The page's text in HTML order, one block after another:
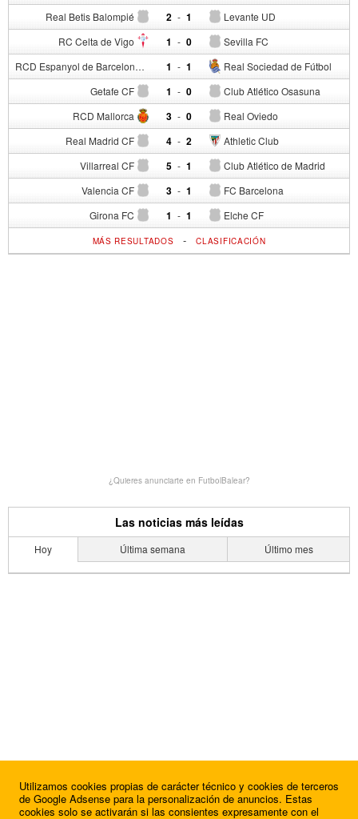
Real Betis Balompié 2 - Levante UD
1
RC Celta de Vigo 1 - Sevilla FC
0
RCD Espanyol de Barcelona 1 - Real Sociedad de Fútbol
1
Getafe CF 1 - Club Atlético Osasuna
0
RCD Mallorca 3 - Real Oviedo
0
Real Madrid CF 4 - Athletic Club
2
Villarreal CF 5 - Club Atlético de Madrid
1
Valencia CF 3 - FC Barcelona
1
Girona FC 1 - Elche CF
1
MÁS RESULTADOS -CLASIFICACIÓN
¿Quieres anunciarte en FutbolBalear?
Las noticias más leídas
Hoy Última semana Último mes
Utilizamos cookies propias de carácter técnico y cookies de terceros
de Google Adsense para la personalización de anuncios. Estas
cookies solo se activarán si las consientes expresamente con el